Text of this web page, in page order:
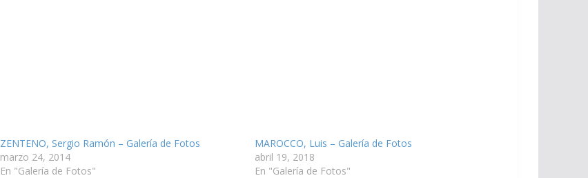
ZENTENO, Sergio Ramón – Galería de Fotos
marzo 24, 2014
En "Galería de Fotos"
MAROCCO, Luis – Galería de Fotos
abril 19, 2018
En "Galería de Fotos"